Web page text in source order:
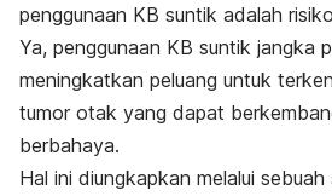
penggunaan KB suntik adalah
Ya, penggunaan KB suntik jangka
meningkatkan peluang untuk
tumor otak yang dapat
berbahaya.
Hal ini diungkapkan melalui sebuah